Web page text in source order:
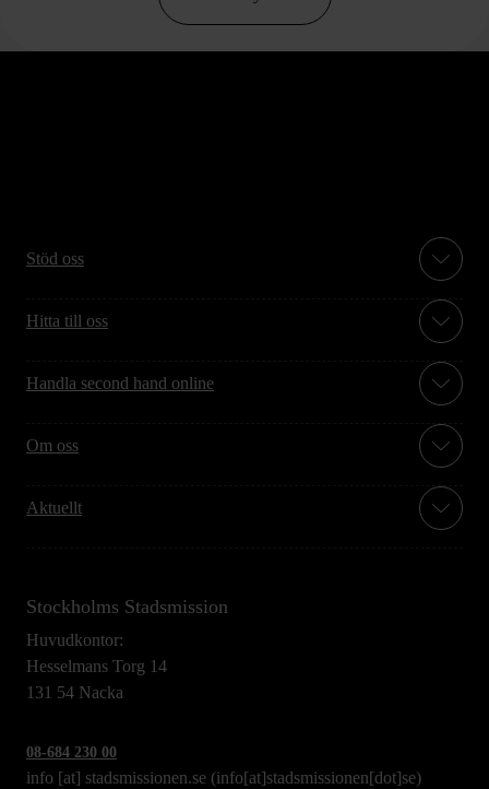
Stöd oss
Hitta till oss
Handla second hand online
Om oss
Aktuellt
Stockholms Stadsmission
Huvudkontor:
Hesselmans Torg 14
131 54 Nacka
08-684 230 00
info [at] stadsmissionen.se (info[at]stadsmissionen[dot]se)